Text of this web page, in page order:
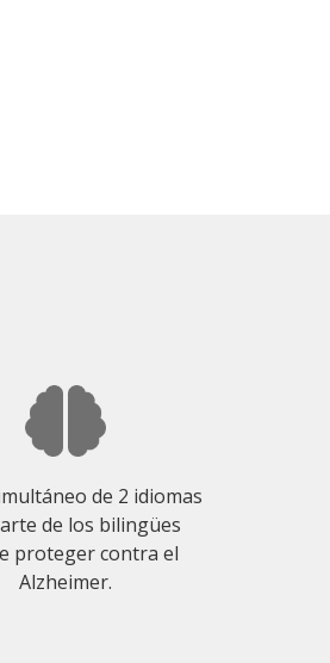
de 2 idiomas
de los bilingües
proteger contra el
Alzheimer.